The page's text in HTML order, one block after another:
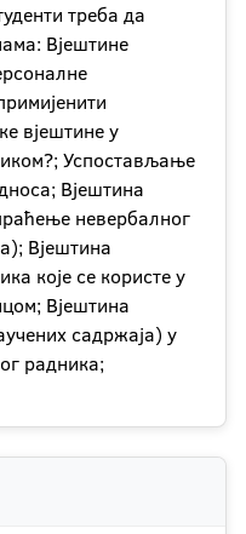
треба да
Вјештине
вјештине у
Успостављање
Вјештина
невербалног
Вјештина
које се користе у
Вјештина
садржаја) у
радника;